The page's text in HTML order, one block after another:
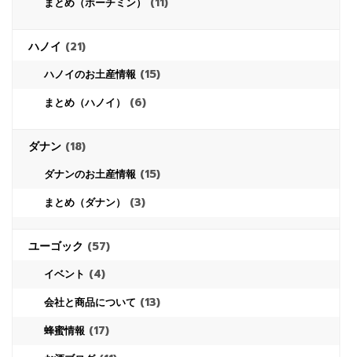
まとめ（ホーチミン）
ハノイ (21)
ハノイのお土産情報 (15)
まとめ（ハノイ） (6)
ダナン (18)
ダナンのお土産情報 (15)
まとめ（ダナン） (3)
ユーゴック (57)
イベント (4)
会社と商品について (13)
蜂蜜情報 (17)